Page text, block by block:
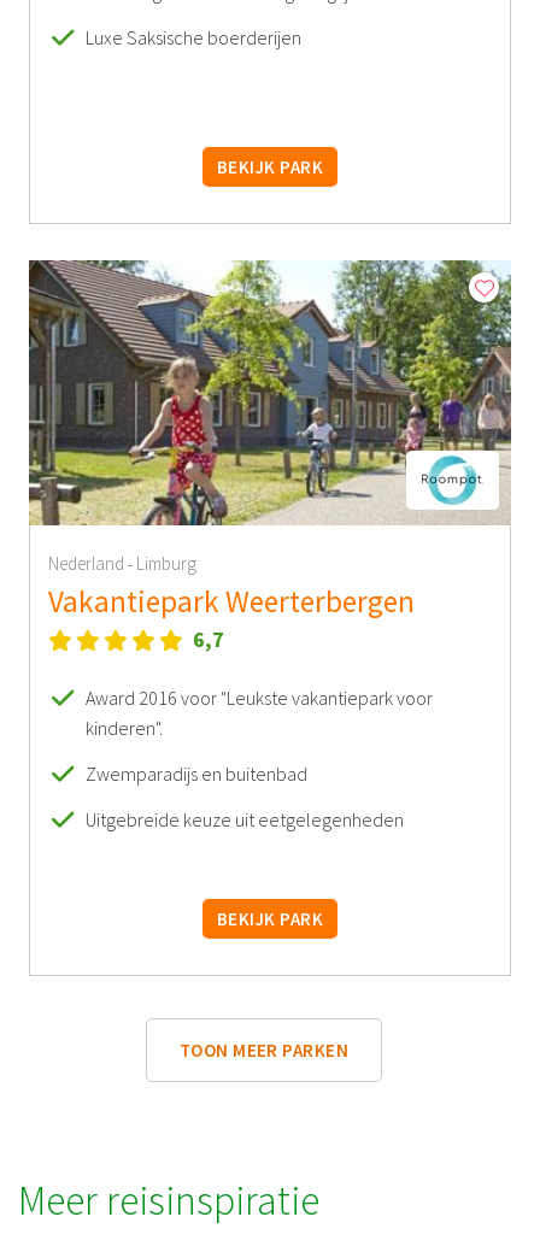
Luxe Saksische boerderijen
BEKIJK PARK
Nederland - Limburg
Vakantiepark Weerterbergen
6,7
Award 2016 voor "Leukste vakantiepark voor
kinderen".
Zwemparadijs en buitenbad
Uitgebreide keuze uit eetgelegenheden
BEKIJK PARK
TOON MEER PARKEN
Meer reisinspiratie